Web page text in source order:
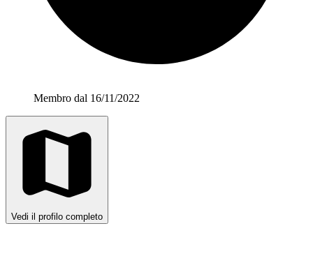
Membro dal 16/11/2022
Vedi il profilo completo